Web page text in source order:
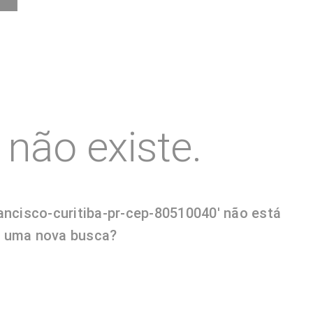
existe.
curitiba-pr-cep-80510040' não está
nova busca?